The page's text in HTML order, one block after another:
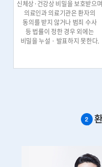
신체상·건강상 비밀을 보호받으며
의료인과 의료기관은 환자의
동의를 받지 않거나 범죄 수사
등 법률이 정한 경우 외에는
비밀을 누설 · 발표하지 못한다.